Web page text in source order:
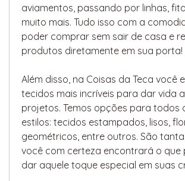
aviamentos, passando por linhas,
muito mais. Tudo isso com a
poder comprar sem sair de casa e
produtos diretamente em sua porta!
Além disso, na Coisas da Teca você
tecidos mais incríveis para dar vida
projetos. Temos opções para todos
estilos: tecidos estampados, lisos,
geométricos, entre outros. São
você com certeza encontrará o que
dar aquele toque especial em suas